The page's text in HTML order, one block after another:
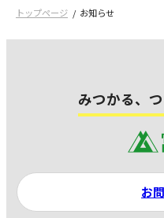
トップページ お知らせ
みつかる、
お